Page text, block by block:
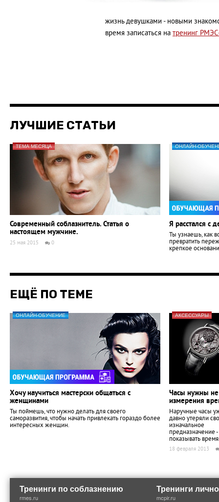
жизнь девушками - новыми
время записаться на тренинг
ЛУЧШИЕ СТАТЬИ
ТЕМА МЕСЯЦА
Современный соблазнитель. Статья о
настоящем мужчине.
25 мая 2015 0
ОНЛАЙН-
Я расстался с
Ты узнаешь, как
превратить
крепкое
ЕЩЁ ПО ТЕМЕ
ОНЛАЙН-ОБУЧЕНИЕ
Хочу научиться мастерски общаться с
женщинами
Ты поймешь, что нужно делать для своего
саморазвития, чтобы начать привлекать гораздо более
интересных женщин.
АКСЕССУАРЫ
Часы нужны
измерения
Наручные часы
давно утеряли
изначальное
предназначение -
показывать
18 февраля 2013
Тренинги по соблазнению
rmes.ru
Тренинги
mcpir.ru